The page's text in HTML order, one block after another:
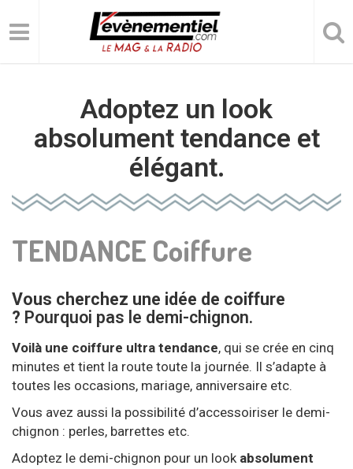
Adoptez un look
absolument tendance et
élégant.
TENDANCE Coiffure
Vous cherchez une idée de coiffure
? Pourquoi pas le demi-chignon.
Voilà une coiffure ultra tendance, qui se crée en cinq
minutes et tient la route toute la journée. Il s’adapte à
toutes les occasions, mariage, anniversaire etc.
Vous avez aussi la possibilité d’accessoiriser le demi-
chignon : perles, barrettes etc.
Adoptez le demi-chignon pour un look absolument